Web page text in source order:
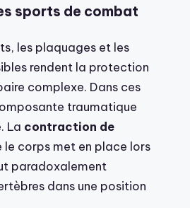
sports de combat
les plaquages et les
rendent la protection
complexe. Dans ces
traumatique
La contraction de
le corps met en place lors
paradoxalement
dans une position